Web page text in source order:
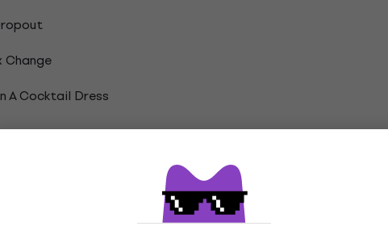
Change
A Cocktail Dress
Escape Plan Vinüülplaadid